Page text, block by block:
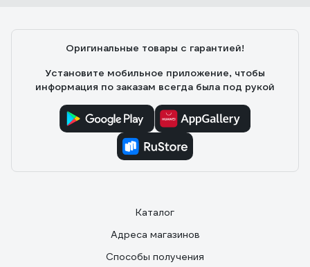
Оригинальные товары с гарантией!
Установите мобильное приложение, чтобы
информация по заказам всегда была под рукой
Каталог
Адреса магазинов
Способы получения